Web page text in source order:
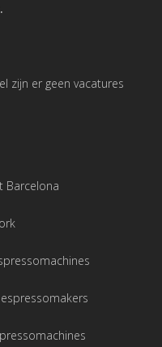
zijn er geen vacatures
Barcelona